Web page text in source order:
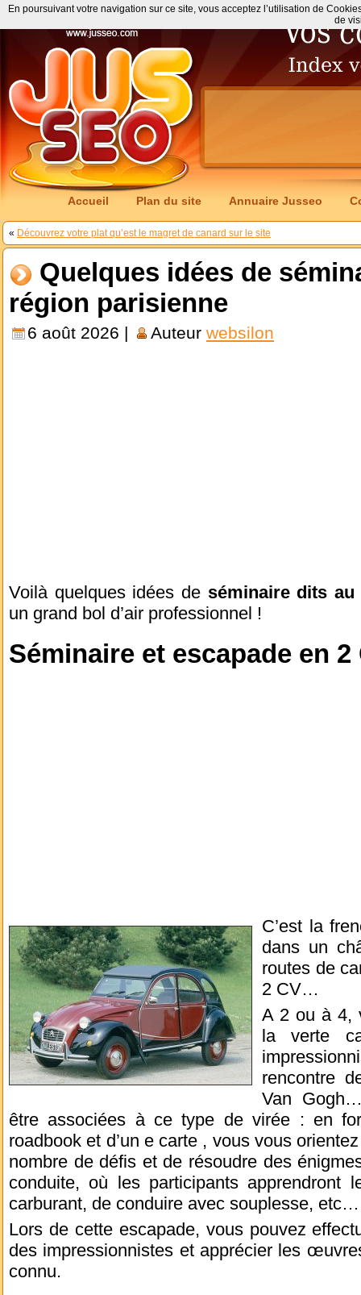
Accueil Plan du site Annuaire Jusseo
« Découvrez votre plat qu’est le magret de canard sur le site
Quelques idées de
région parisienne
6 août 2026 | Auteur websilon
Voilà quelques idées de séminaire dits au
un grand bol d’air professionnel !
Séminaire et escapade en 2
C’est la
dans un
routes de
2 CV…
A 2 ou à 4,
la verte
rencontre
Van
être associées à ce type de virée : en
roadbook et d’un e carte , vous vous
nombre de défis et de résoudre des
conduite, où les participants apprendront
carburant, de conduire avec souplesse, etc…
Lors de cette escapade, vous pouvez
des impressionnistes et apprécier les
connu.
En poursuivant votre navigation sur ce site, vous acceptez l’utilisation de
de